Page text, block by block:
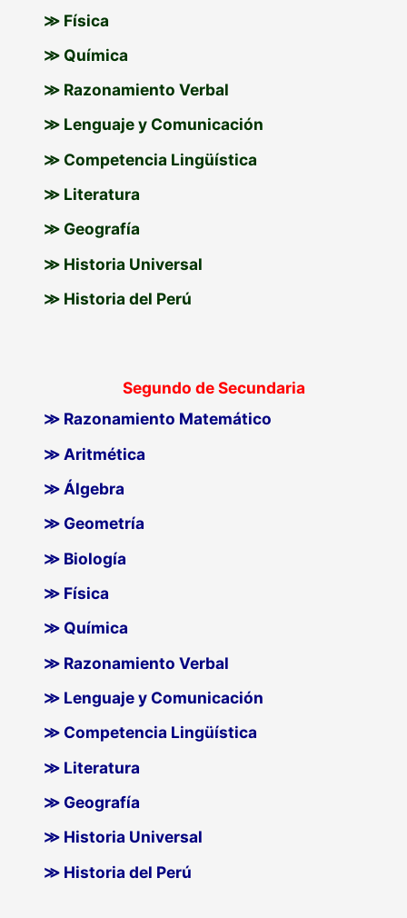
≫ Física
≫ Química
≫ Razonamiento Verbal
≫ Lenguaje y Comunicación
≫ Competencia Lingüística
≫ Literatura
≫ Geografía
≫ Historia Universal
≫ Historia del Perú
Segundo de Secundaria
≫ Razonamiento Matemático
≫ Aritmética
≫ Álgebra
≫ Geometría
≫ Biología
≫ Física
≫ Química
≫ Razonamiento Verbal
≫ Lenguaje y Comunicación
≫ Competencia Lingüística
≫ Literatura
≫ Geografía
≫ Historia Universal
≫ Historia del Perú